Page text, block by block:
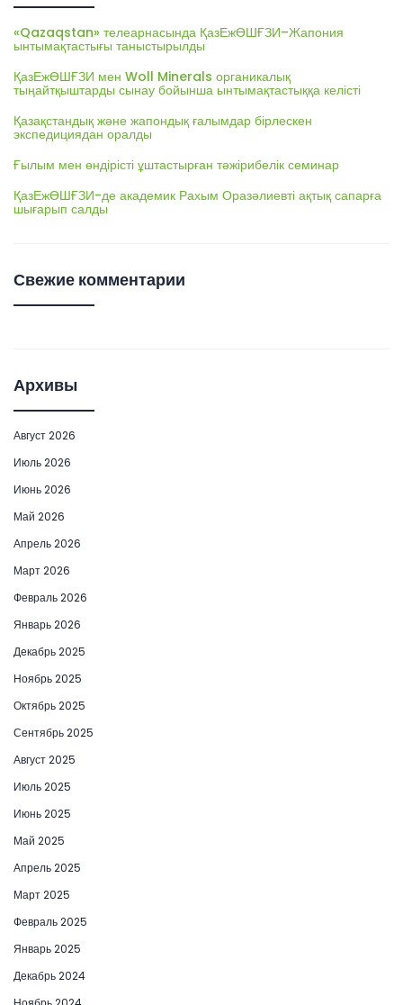
«Qazaqstan» телеарнасында ҚазЕжӨШҒЗИ–Жапония
ынтымақтастығы таныстырылды
ҚазЕжӨШҒЗИ мен Woll Minerals органикалық
тыңайтқыштарды сынау бойынша ынтымақтастыққа келісті
Қазақстандық және жапондық ғалымдар бірлескен
экспедициядан оралды
Ғылым мен өндірісті ұштастырған тәжірибелік семинар
ҚазЕжӨШҒЗИ-де академик Рахым Оразәлиевті ақтық сапарға
шығарып салды
Свежие комментарии
Архивы
Август 2026
Июль 2026
Июнь 2026
Май 2026
Апрель 2026
Март 2026
Февраль 2026
Январь 2026
Декабрь 2025
Ноябрь 2025
Октябрь 2025
Сентябрь 2025
Август 2025
Июль 2025
Июнь 2025
Май 2025
Апрель 2025
Март 2025
Февраль 2025
Январь 2025
Декабрь 2024